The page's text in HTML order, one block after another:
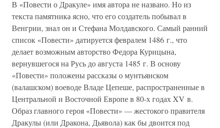
В «Повести о Дракуле» имя автора не названо. Но из
текста памятника ясно, что его создатель побывал в
Венгрии, знал он и Стефана Молдавского. Самый ранний
список «Повести» датируется февралем 1486 г., что
делает возможным авторство Федора Курицына,
вернувшегося на Русь до августа 1485 г. В основу
«Повести» положены рассказы о мунтьянском
(валашском) воеводе Владе Цепеше, распространенные в
Центральной и Восточной Европе в 80-х годах XV в.
Образ главного героя «Повести» — жестокого правителя
Дракулы (или Дракона, Дьявола) как бы двоится под